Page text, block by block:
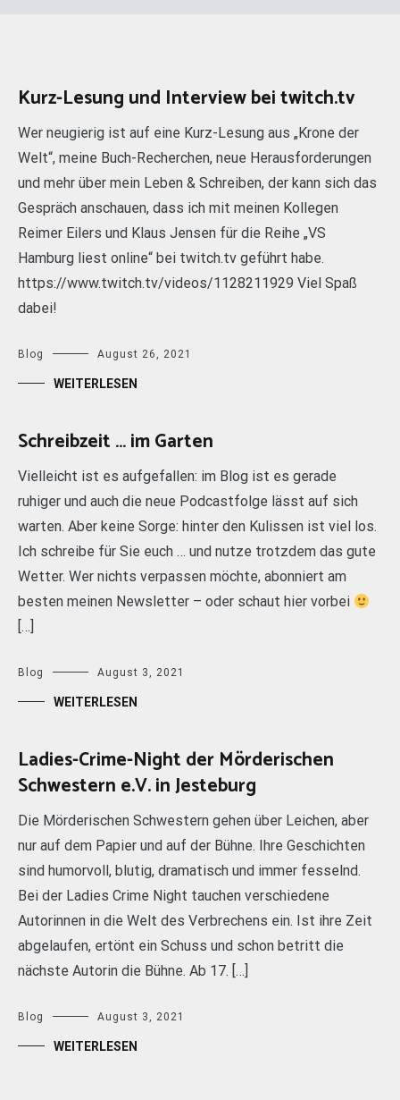
Kurz-Lesung und Interview bei twitch.tv
Wer neugierig ist auf eine Kurz-Lesung aus „Krone der
Welt“, meine Buch-Recherchen, neue Herausforderungen
und mehr über mein Leben & Schreiben, der kann sich das
Gespräch anschauen, dass ich mit meinen Kollegen
Reimer Eilers und Klaus Jensen für die Reihe „VS
Hamburg liest online“ bei twitch.tv geführt habe.
https://www.twitch.tv/videos/1128211929 Viel Spaß
dabei!
Blog August 26, 2021
WEITERLESEN
Schreibzeit … im Garten
Vielleicht ist es aufgefallen: im Blog ist es gerade
ruhiger und auch die neue Podcastfolge lässt auf sich
warten. Aber keine Sorge: hinter den Kulissen ist viel los.
Ich schreibe für Sie euch … und nutze trotzdem das gute
Wetter. Wer nichts verpassen möchte, abonniert am
besten meinen Newsletter – oder schaut hier vorbei
[…]
Blog August 3, 2021
WEITERLESEN
Ladies-Crime-Night der Mörderischen
Schwestern e.V. in Jesteburg
Die Mörderischen Schwestern gehen über Leichen, aber
nur auf dem Papier und auf der Bühne. Ihre Geschichten
sind humorvoll, blutig, dramatisch und immer fesselnd.
Bei der Ladies Crime Night tauchen verschiedene
Autorinnen in die Welt des Verbrechens ein. Ist ihre Zeit
abgelaufen, ertönt ein Schuss und schon betritt die
nächste Autorin die Bühne. Ab 17. […]
Blog August 3, 2021
WEITERLESEN